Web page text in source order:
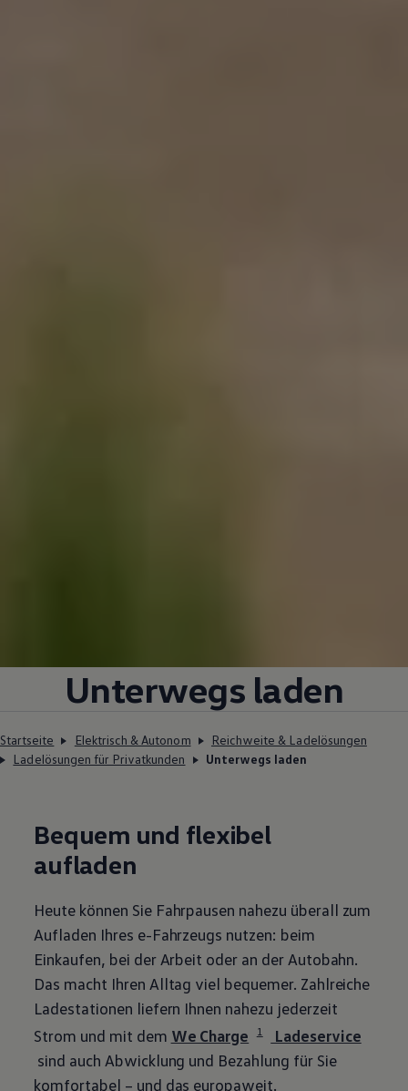
Unterwegs laden
Startseite Elektrisch & Autonom
Reichweite & Ladelösungen
Ladelösungen für Privatkunden
Unterwegs laden
Bequem und flexibel
aufladen
Heute können Sie Fahrpausen nahezu überall zum
Aufladen Ihres e-Fahrzeugs nutzen: beim
Einkaufen, bei der Arbeit oder an der Autobahn.
Das macht Ihren Alltag viel bequemer. Zahlreiche
Ladestationen liefern Ihnen nahezu jederzeit
Strom und mit dem We Charge 1
Ladeservice
sind auch Abwicklung und Bezahlung für Sie
komfortabel – und das europaweit.